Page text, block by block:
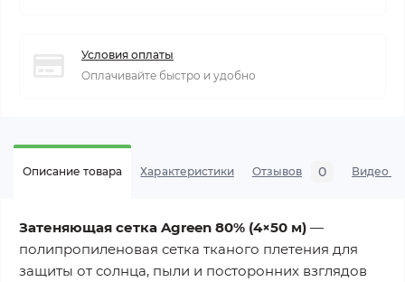
Условия оплаты
Оплачивайте быстро и удобно
Описание товара Характеристики Отзывов 0 Видео
Затеняющая сетка Agreen 80% (4×50 м) —
полипропиленовая сетка тканого плетения для
защиты от солнца, пыли и посторонних взглядов